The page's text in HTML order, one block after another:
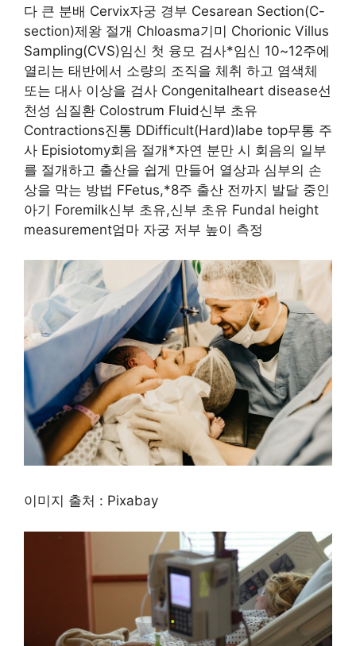
다 큰 분배 Cervix자궁 경부 Cesarean Section(C-
section)제왕 절개 Chloasma기미 Chorionic Villus
Sampling(CVS)임신 첫 융모 검사*임신 10~12주에
열리는 태반에서 소량의 조직을 체취 하고 염색체
또는 대사 이상을 검사 Congenitalheart disease선
천성 심질환 Colostrum Fluid신부 초유
Contractions진통 DDifficult(Hard)labe top무통 주
사 Episiotomy회음 절개*자연 분만 시 회음의 일부
를 절개하고 출산을 쉽게 만들어 열상과 심부의 손
상을 막는 방법 FFetus,*8주 출산 전까지 발달 중인
아기 Foremilk신부 초유,신부 초유 Fundal height
measurement엄마 자궁 저부 높이 측정
이미지 출처 : Pixabay